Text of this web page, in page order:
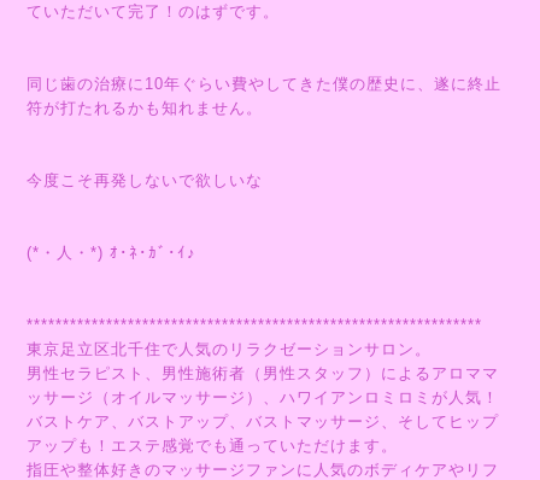
ていただいて完了！のはずです。
同じ歯の治療に10年ぐらい費やしてきた僕の歴史に、遂に終止
符が打たれるかも知れません。
今度こそ再発しないで欲しいな
(*・人・*) ｵ･ﾈ･ｶﾞ･ｲ♪
***************************************************************
東京足立区北千住で人気のリラクゼーションサロン。
男性セラピスト、男性施術者（男性スタッフ）によるアロママ
ッサージ（オイルマッサージ）、ハワイアンロミロミが人気！
バストケア、バストアップ、バストマッサージ、そしてヒップ
アップも！エステ感覚でも通っていただけます。
指圧や整体好きのマッサージファンに人気のボディケアやリフ